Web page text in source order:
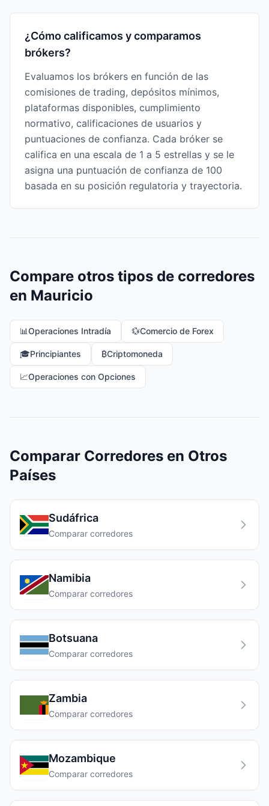
¿Cómo calificamos y comparamos
brókers?
Evaluamos los brókers en función de las
comisiones de trading, depósitos mínimos,
plataformas disponibles, cumplimiento
normativo, calificaciones de usuarios y
puntuaciones de confianza. Cada bróker se
califica en una escala de 1 a 5 estrellas y se le
asigna una puntuación de confianza de 100
basada en su posición regulatoria y trayectoria.
Compare otros tipos de corredores
en Mauricio
📊Operaciones Intradía 💱Comercio de Forex
🎓Principiantes ₿Criptomoneda
📈Operaciones con Opciones
Comparar Corredores en Otros
Países
Sudáfrica
Comparar corredores
Namibia
Comparar corredores
Botsuana
Comparar corredores
Zambia
Comparar corredores
Mozambique
Comparar corredores